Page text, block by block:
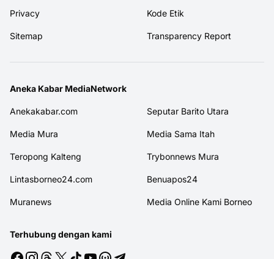
Privacy Kode Etik
Sitemap Transparency Report
Aneka Kabar MediaNetwork
Anekakabar.com Seputar Barito Utara
Media Mura Media Sama Itah
Teropong Kalteng Trybonnews Mura
Lintasborneo24.com Benuapos24
Muranews Media Online Kami Borneo
Terhubung dengan kami